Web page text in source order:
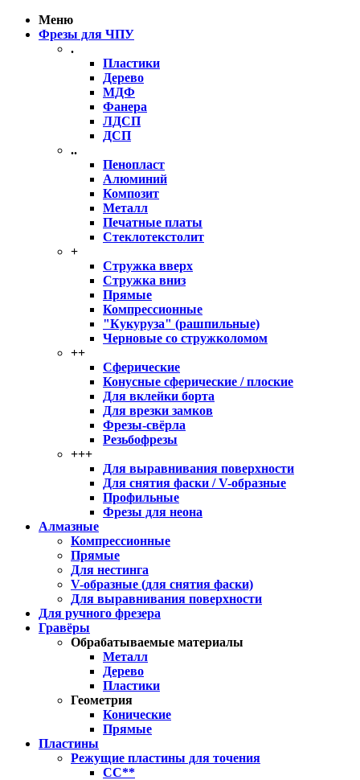
Меню
Фрезы для ЧПУ
.
Пластики
Дерево
МДФ
Фанера
ЛДСП
ДСП
..
Пенопласт
Алюминий
Композит
Металл
Печатные платы
Стеклотекстолит
+
Стружка вверх
Стружка вниз
Прямые
Компрессионные
"Кукуруза" (рашпильные)
Черновые со стружколомом
++
Сферические
Конусные сферические / плоские
Для вклейки борта
Для врезки замков
Фрезы-свёрла
Резьбофрезы
+++
Для выравнивания поверхности
Для снятия фаски / V-образные
Профильные
Фрезы для неона
Алмазные
Компрессионные
Прямые
Для нестинга
V-образные (для снятия фаски)
Для выравнивания поверхности
Для ручного фрезера
Гравёры
Обрабатываемые материалы
Металл
Дерево
Пластики
Геометрия
Конические
Прямые
Пластины
Режущие пластины для точения
CC**